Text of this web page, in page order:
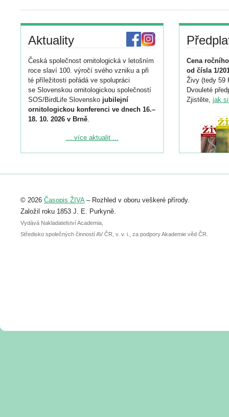
Aktuality
Česká společnost ornitologická v letošním
roce slaví 100. výročí svého vzniku a při
té příležitosti pořádá ve spolupráci
se Slovenskou ornitologickou společností
SOS/BirdLife Slovensko jubilejní
ornitologickou konferenci ve dnech 16.–
18. 10. 2026 v Brně.
Podrobnější informace ke konferenci
Registrovat se můžete do 6. září.
abstraktu přihlášené přednášky nebo
posteru je už 30. června.
... více aktualit ...
Cena
od čísla 1/
Živy (tedy 59
Dvouleté
Zjistěte, jak
© 2026 Časopis ŽIVA– Rozhled v oboru veškeré přírody.
Založil roku 1853 J. E. Purkyně.
Vydává Nakladatelství Academia,
Středisko společných činností AV ČR, v. v. i., za podpory Akademie věd ČR.